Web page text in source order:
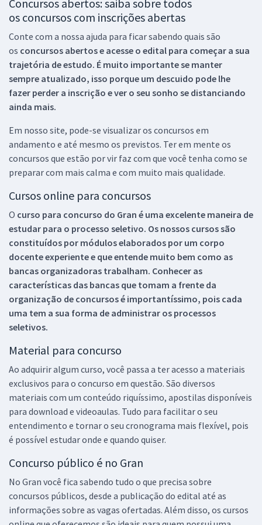
Concursos abertos: saiba sobre todos
os concursos com inscrições abertas
Conte com a nossa ajuda para ficar sabendo quais são
os concursos abertos e acesse o edital para começar a sua
trajetória de estudo. É muito importante se manter
sempre atualizado, isso porque um descuido pode lhe
fazer perder a inscrição e ver o seu sonho se distanciando
ainda mais.
Em nosso site, pode-se visualizar os concursos em
andamento e até mesmo os previstos. Ter em mente os
concursos que estão por vir faz com que você tenha como se
preparar com mais calma e com muito mais qualidade.
Cursos online para concursos
O curso para concurso do Gran é uma excelente maneira de
estudar para o processo seletivo. Os nossos cursos são
constituídos por módulos elaborados por um corpo
docente experiente e que entende muito bem como as
bancas organizadoras trabalham. Conhecer as
características das bancas que tomam a frente da
organização de concursos é importantíssimo, pois cada
uma tem a sua forma de administrar os processos
seletivos.
Material para concurso
Ao adquirir algum curso, você passa a ter acesso a materiais
exclusivos para o concurso em questão. São diversos
materiais com um conteúdo riquíssimo, apostilas disponíveis
para download e videoaulas. Tudo para facilitar o seu
entendimento e tornar o seu cronograma mais flexível, pois
é possível estudar onde e quando quiser.
Concurso público é no Gran
No Gran você fica sabendo tudo o que precisa sobre
concursos públicos, desde a publicação do edital até as
informações sobre as vagas ofertadas. Além disso, os cursos